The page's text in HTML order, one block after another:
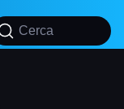
Cerca